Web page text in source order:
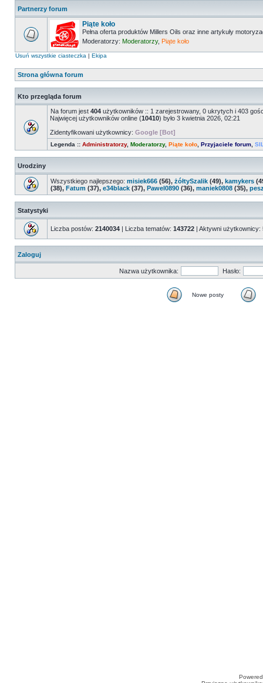
Partnerzy forum
Piąte koło
Pełna oferta produktów Millers Oils oraz inne artykuły
Moderatorzy: Moderatorzy, Piąte koło
Usuń wszystkie ciasteczka | Ekipa
Strona główna forum
Kto przegląda forum
Na forum jest 404 użytkowników :: 1 zarejestrowany, 0 ukrytych i 403
Najwięcej użytkowników online (10410) było 3 kwietnia 2026, 02:21
Zidentyfikowani użytkownicy: Google [Bot]
Legenda :: Administratorzy, Moderatorzy, Piąte koło Przyjaciele forum
Urodziny
Wszystkiego najlepszego: misiek666 (56), żółtySzalik (49), kamykers
(38), Fatum (37), e34black (37), Pawel0890 (36), maniek0808 (35),
Statystyki
Liczba postów: 2140034 | Liczba tematów: 143722 | Aktywni użytkownicy:
Zaloguj
Nazwa użytkownika: Hasło:
Nowe posty